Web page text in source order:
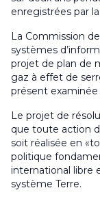
enregistrées par
La Commission
systèmes
projet de plan de
gaz à effet de
présent examinée
Le projet de
que toute action
soit réalisée en
politique
international libre
système Terre.